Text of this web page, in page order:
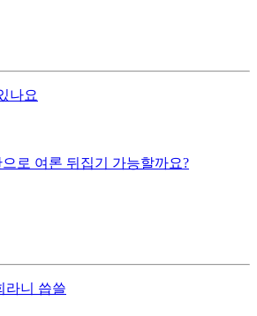
나요
로 여론 뒤집기 가능할까요?
라니 씁쓸